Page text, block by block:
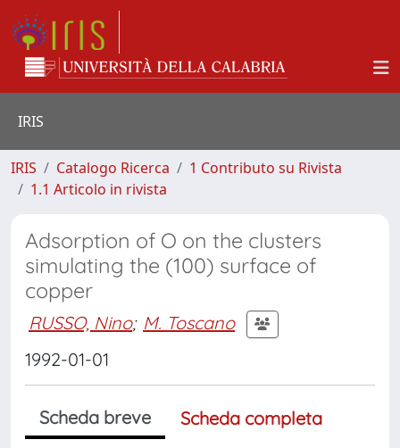
IRIS
IRIS Catalogo Ricerca
1 Contributo su Rivista
1.1 Articolo in rivista
Adsorption of O on the clusters
simulating the (100) surface of
copper
RUSSO, Nino; M. Toscano
1992-01-01
Scheda breve
Scheda completa